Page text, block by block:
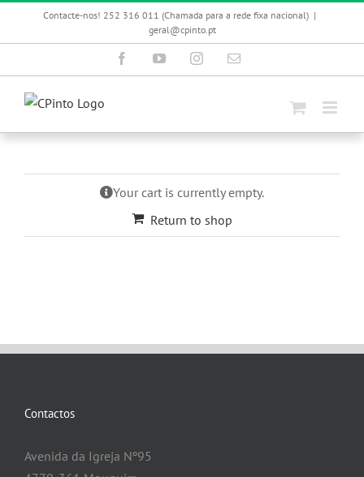
Contacte-nos! 252 316 011 (Chamada para a rede fixa nacional) |
geral@cpinto.pt
FacebookYouTubeInstagramEmail
publicado)
Your cart is currently empty.
Return to shop
Contactos
Avenida da Igreja Nº95